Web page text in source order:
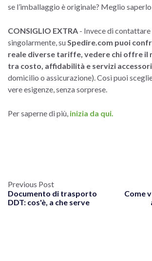
se l’imballaggio è originale? Meglio saperlo
CONSIGLIO EXTRA - Invece di
singolarmente, su Spedire.com puoi
reale diverse tariffe, vedere chi offre il
tra costo, affidabilità e servizi accessori
domicilio o assicurazione). Così puoi
vere esigenze, senza sorprese.
Per saperne di più, inizia da qui.
Previous Post
Documento di trasporto
DDT: cos'è, a che serve
Come